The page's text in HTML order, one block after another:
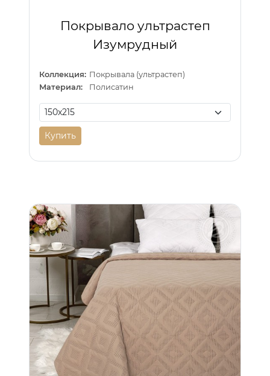
Покрывало ультрастеп
Изумрудный
Коллекция: Покрывала (ультрастеп)
Материал:
Полисатин
Купить